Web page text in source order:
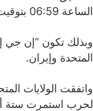
الساعة 06:59 بتوقيت غرينتش، بعد وقت قصير من مغادرتها ميناء بندر عباس الساعة 05:28 بتوقيت غرينتش.
وبذلك تكون “إن جي
المتحدة وإيران.
واتفقت الولايات
لحرب استمرت ستة